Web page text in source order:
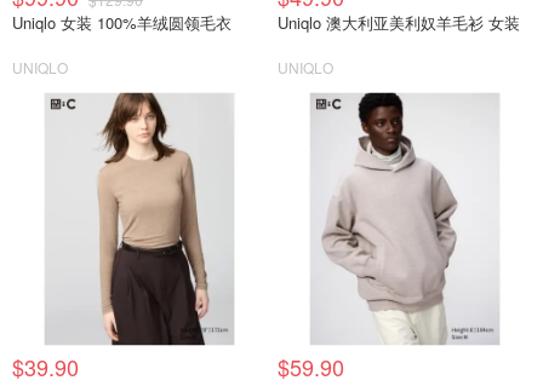
Uniqlo 女装 100%羊绒圆领毛衣
UNIQLO
Uniqlo 澳大利亚美利奴羊毛衫 女装
UNIQLO
$39.90 $59.90